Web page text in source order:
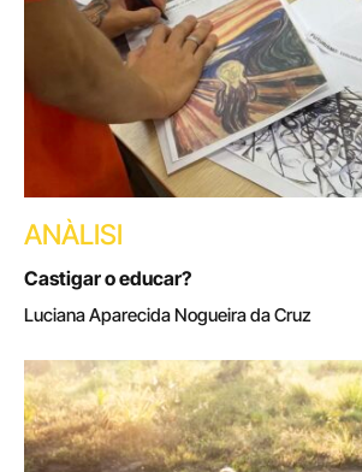
ANÀLISI
Castigar o educar?
Luciana Aparecida Nogueira da Cruz